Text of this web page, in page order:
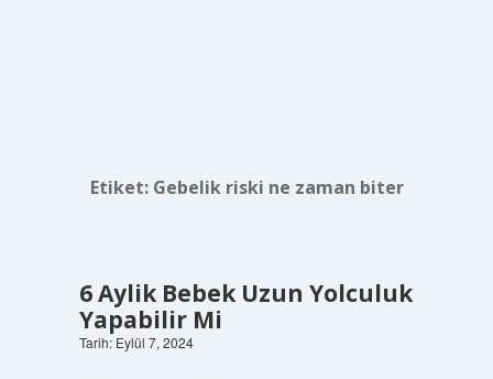
Etiket: Gebelik riski ne zaman biter
6 Aylik Bebek Uzun Yolculuk
Yapabilir Mi
Tarih: Eylül 7, 2024